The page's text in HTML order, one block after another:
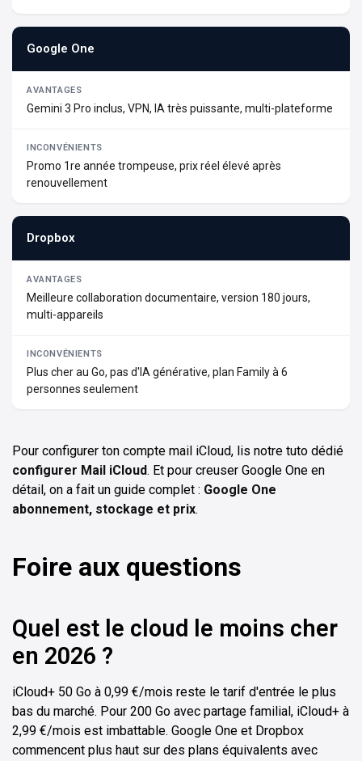
Google One
Gemini 3 Pro inclus, VPN, IA très puissante, multi-plateforme
Promo 1re année trompeuse, prix réel élevé après
renouvellement
Dropbox
Meilleure collaboration documentaire, version 180 jours,
multi-appareils
Plus cher au Go, pas d'IA générative, plan Family à 6
personnes seulement
Pour configurer ton compte mail iCloud, lis notre tuto dédié
configurer Mail iCloud. Et pour creuser Google One en
détail, on a fait un guide complet : Google One
abonnement, stockage et prix.
Foire aux questions
Quel est le cloud le moins cher
en 2026 ?
iCloud+ 50 Go à 0,99 €/mois reste le tarif d'entrée le plus
bas du marché. Pour 200 Go avec partage familial, iCloud+ à
2,99 €/mois est imbattable. Google One et Dropbox
commencent plus haut sur des plans équivalents avec